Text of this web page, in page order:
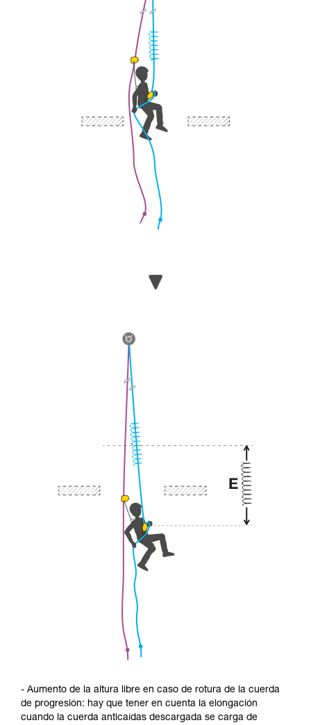
- Aumento de la altura libre en caso de rotura de la cuerda
de progresión: hay que tener en cuenta la elongación
cuando la cuerda anticaídas descargada se carga de